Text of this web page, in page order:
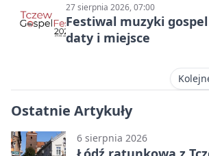
27 sierpnia 2026, 07:00
Festiwal muzyki
daty i miejsce
Ostatnie Artykuły
6 sierpnia 2026